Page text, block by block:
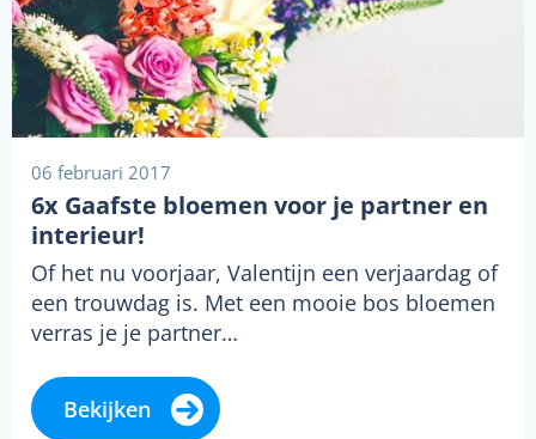
06 februari 2017
6x Gaafste bloemen voor je partner en
interieur!
Of het nu voorjaar, Valentijn een verjaardag of
een trouwdag is. Met een mooie bos bloemen
verras je je partner…
Bekijken